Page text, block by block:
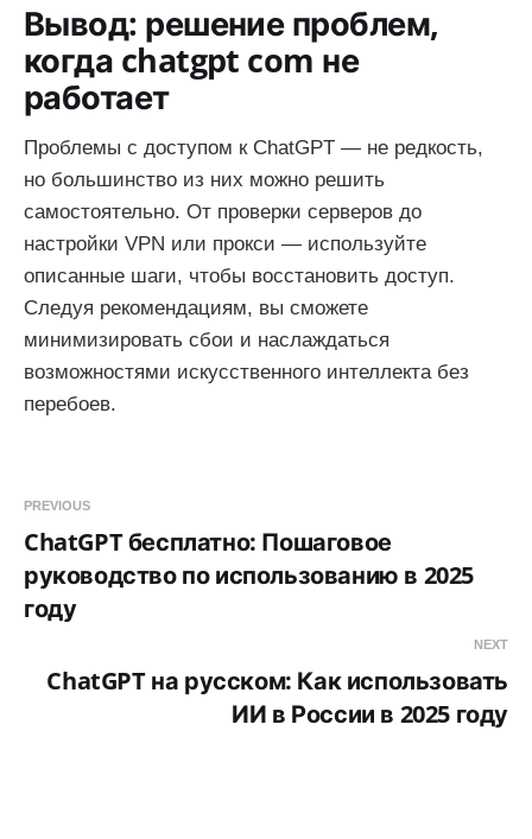
Вывод: решение проблем,
когда chatgpt com не
работает
Проблемы с доступом к ChatGPT — не редкость,
но большинство из них можно решить
самостоятельно. От проверки серверов до
настройки VPN или прокси — используйте
описанные шаги, чтобы восстановить доступ.
Следуя рекомендациям, вы сможете
минимизировать сбои и наслаждаться
возможностями искусственного интеллекта без
перебоев.
PREVIOUS
ChatGPT бесплатно: Пошаговое
руководство по использованию в 2025
году
NEXT
ChatGPT на русском: Как использовать
ИИ в России в 2025 году